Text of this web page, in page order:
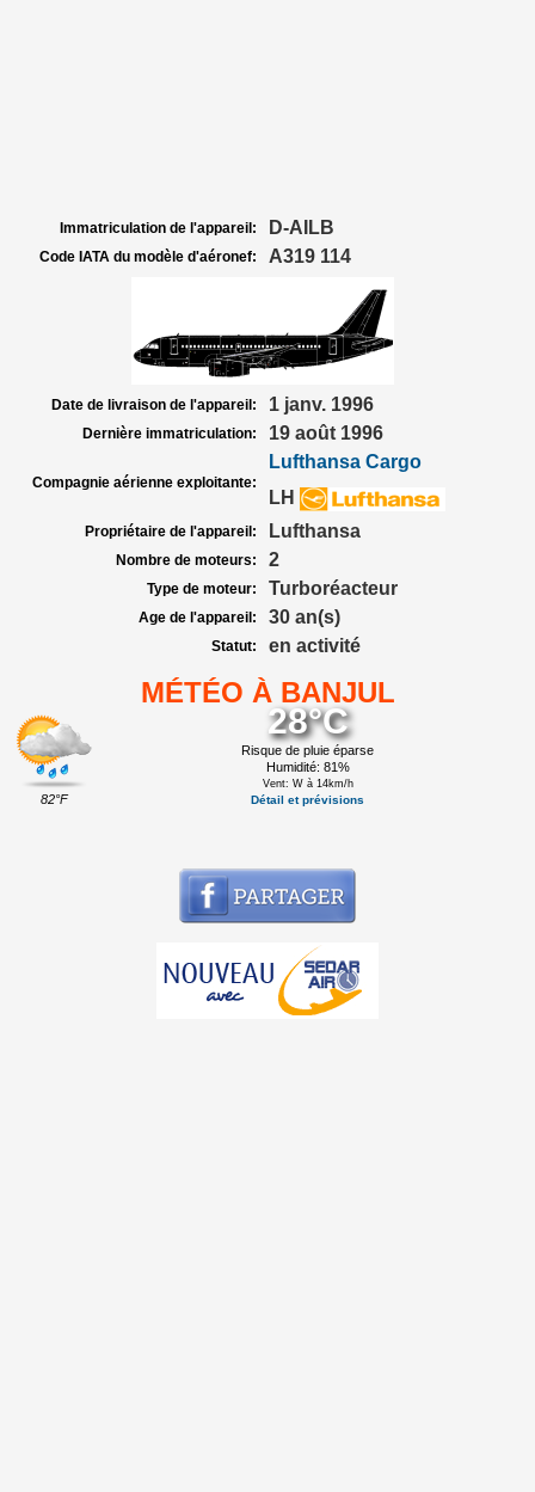
Immatriculation de l'appareil: D-AILB
Code IATA du modèle d'aéronef: A319 114
Date de livraison de l'appareil: 1 janv. 1996
Dernière immatriculation: 19 août 1996
Compagnie aérienne exploitante:
Lufthansa Cargo
LH
Propriétaire de l'appareil: Lufthansa
Nombre de moteurs: 2
Type de moteur: Turboréacteur
Age de l'appareil: 30 an(s)
Statut: en activité
MÉTÉO À BANJUL
82°F
28°C
Risque de pluie éparse
Humidité: 81%
Vent: W à 14km/h
Détail et prévisions